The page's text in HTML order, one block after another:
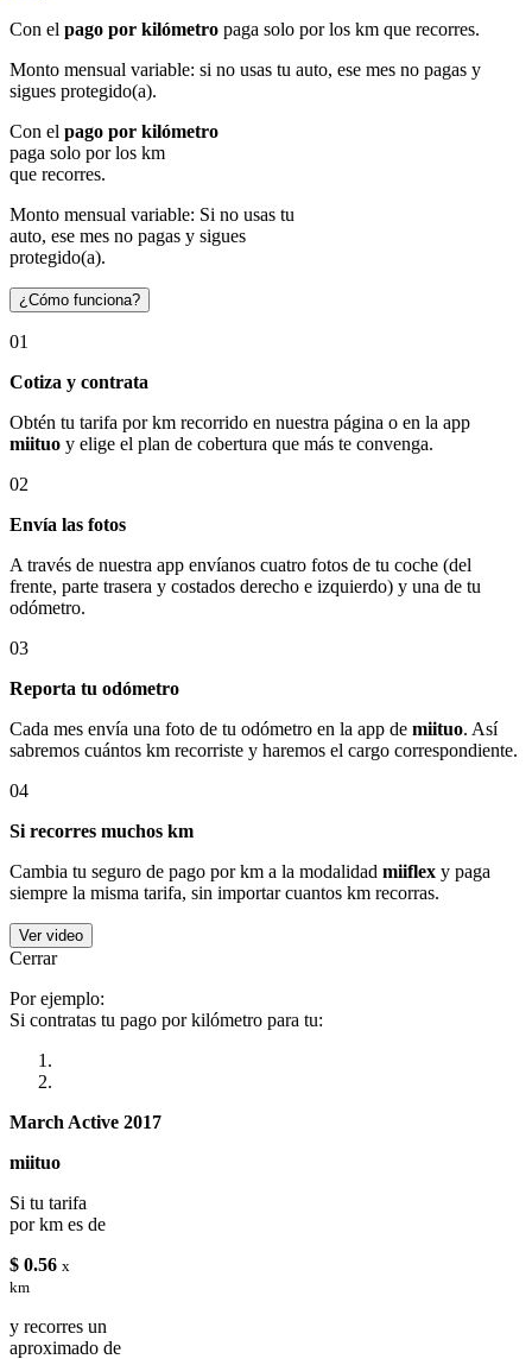
Con el pago por kilómetro paga solo por los km que recorres.
Monto mensual variable: si no usas tu auto, ese mes no pagas y
sigues protegido(a).
Con el pago por kilómetro
paga solo por los km
que recorres.
Monto mensual variable: Si no usas tu
auto, ese mes no pagas y sigues
protegido(a).
¿Cómo funciona?
01
Cotiza y contrata
Obtén tu tarifa por km recorrido en nuestra página o en la app
miituo y elige el plan de cobertura que más te convenga.
02
Envía las fotos
A través de nuestra app envíanos cuatro fotos de tu coche (del
frente, parte trasera y costados derecho e izquierdo) y una de tu
odómetro.
03
Reporta tu odómetro
Cada mes envía una foto de tu odómetro en la app de miituo. Así
sabremos cuántos km recorriste y haremos el cargo correspondiente.
04
Si recorres muchos km
Cambia tu seguro de pago por km a la modalidad miiflex y paga
siempre la misma tarifa, sin importar cuantos km recorras.
Ver video
Cerrar
Por ejemplo:
Si contratas tu pago por kilómetro para tu:
March Active 2017
miituo
Si tu tarifa
por km es de
$ 0.56 x
km
y recorres un
aproximado de